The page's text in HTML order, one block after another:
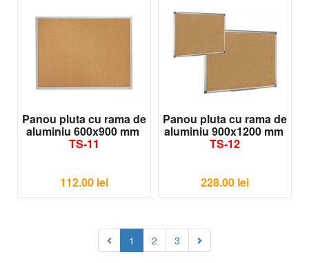
Panou pluta cu rama de
aluminiu 600x900 mm
TS-11
112.00 lei
Panou pluta cu rama de
aluminiu 900x1200 mm
TS-12
228.00 lei
1 2 3